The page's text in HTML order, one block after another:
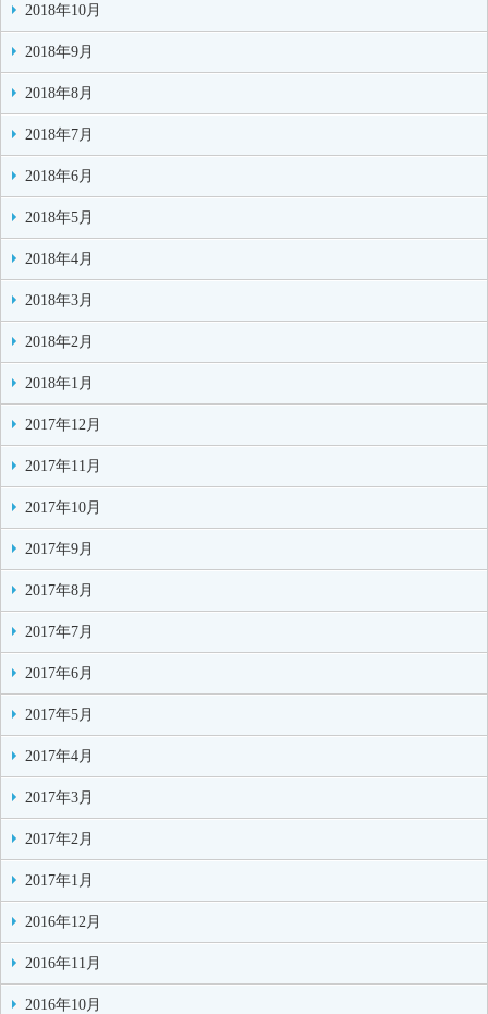
2018年10月
2018年9月
2018年8月
2018年7月
2018年6月
2018年5月
2018年4月
2018年3月
2018年2月
2018年1月
2017年12月
2017年11月
2017年10月
2017年9月
2017年8月
2017年7月
2017年6月
2017年5月
2017年4月
2017年3月
2017年2月
2017年1月
2016年12月
2016年11月
2016年10月